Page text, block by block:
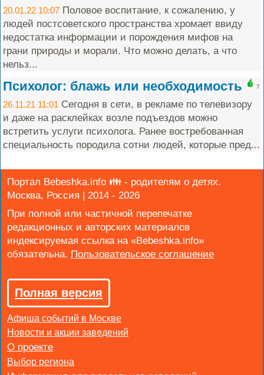
20.01.22 10:07 Половое воспитание, к сожалению, у
людей постсоветского пространства хромает ввиду
недостатка информации и порождения мифов на
грани природы и морали. Что можно делать, а что
нельз...
7
Психолог: блажь или необходимость
26.11.21 11:01 Сегодня в сети, в рекламе по телевизору
и даже на расклейках возле подъездов можно
встретить услуги психолога. Ранее востребованная
специальность породила сотни людей, которые пред...
Портал Bebeshka.info 👪 - родителям о детях.
Москва, Россия | 2014 - 2026
При полной или частичной перепечатке
редакционных и авторских материалов
индексируемая ссылка на «Bebeshka.info»
обязательна.
Полная версия
Афиша событий в Москве
Новости и акции заведений
Выбор региона